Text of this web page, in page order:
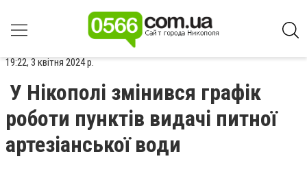
19:22, 3 квітня 2024 р.
У Нікополі змінився графік
роботи пунктів видачі питної
артезіанської води